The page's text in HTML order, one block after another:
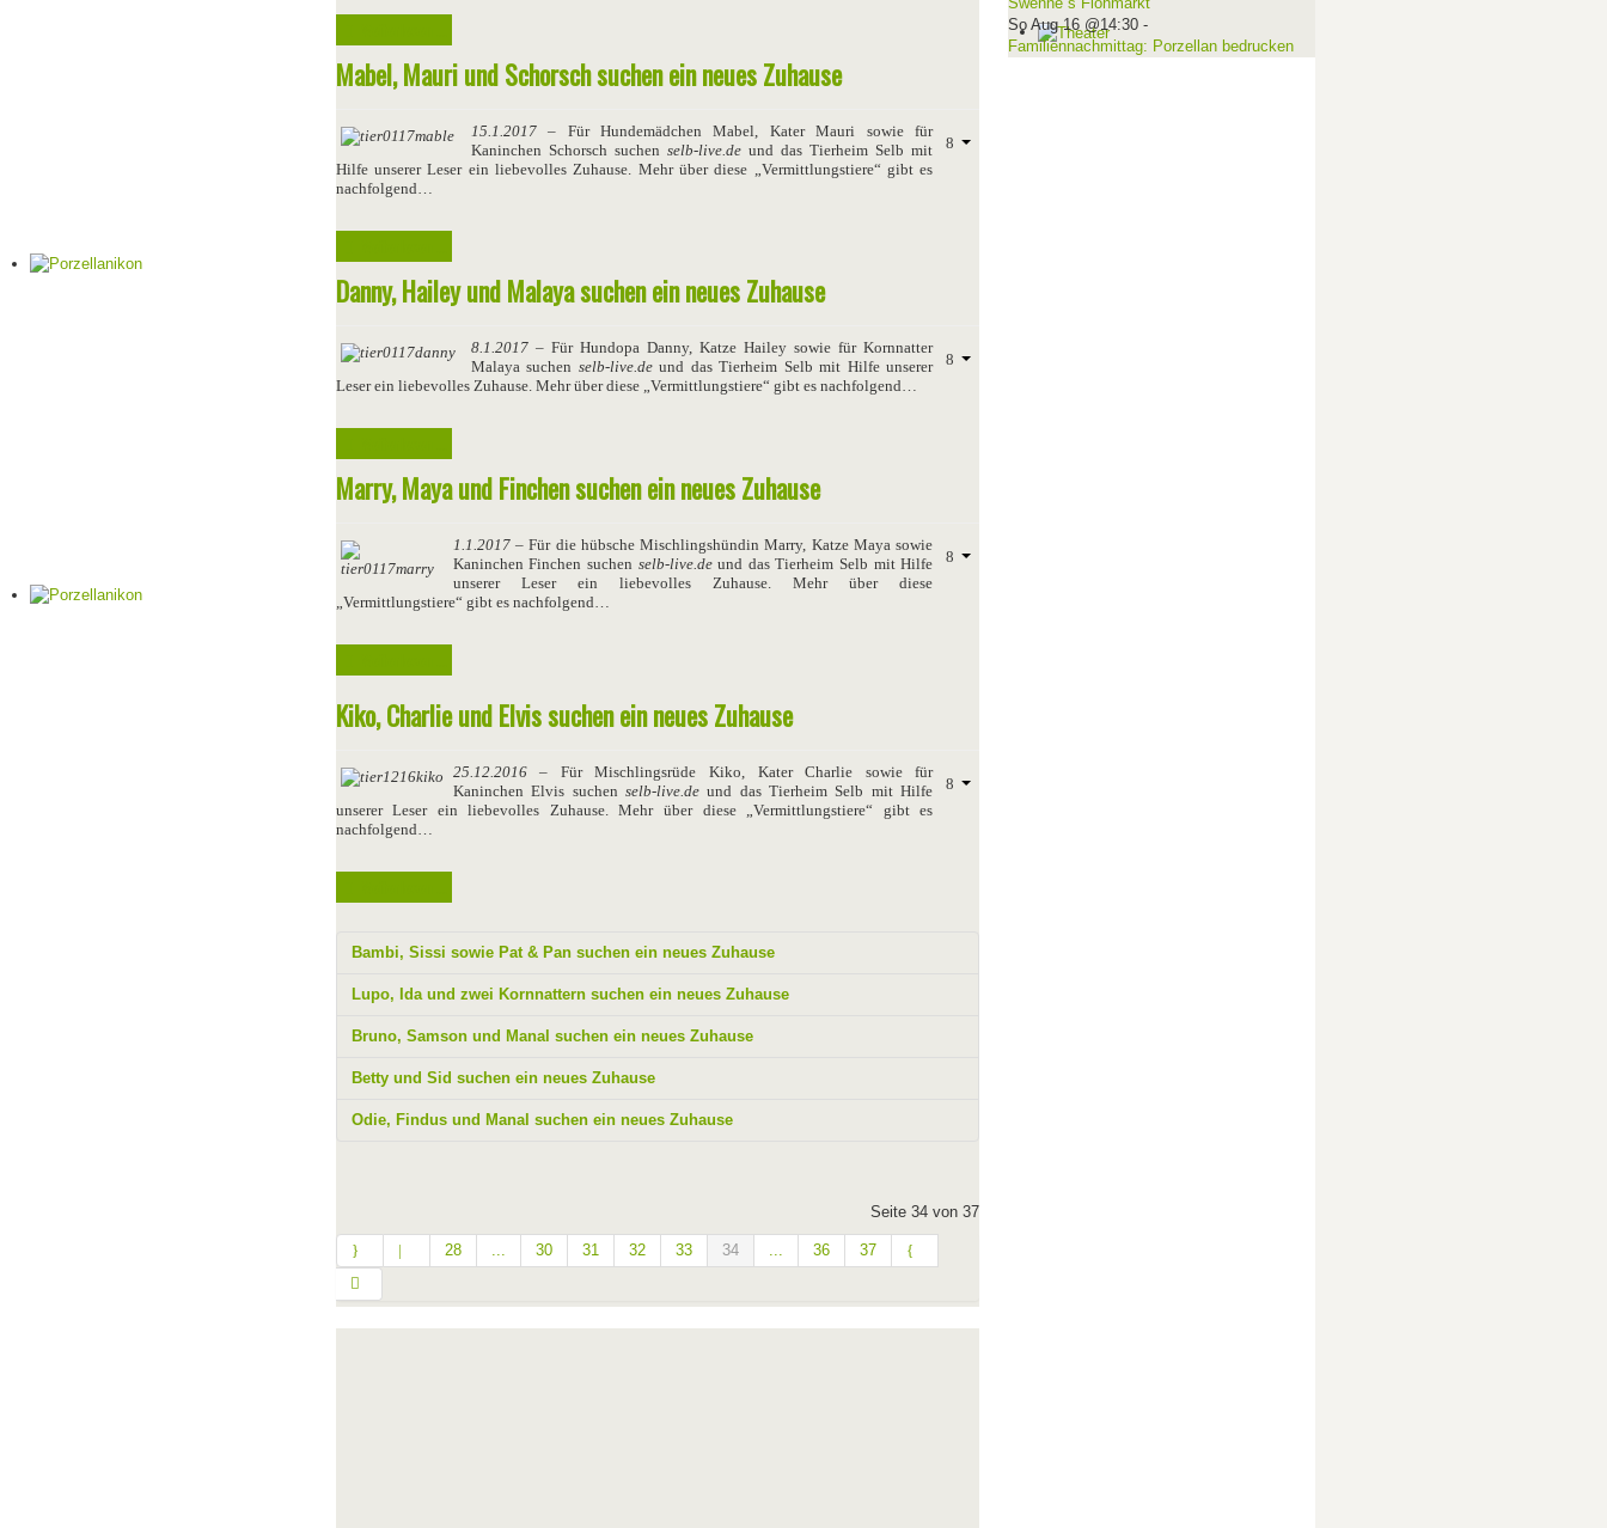
Mabel, Mauri und Schorsch suchen ein neues Zuhause
15.1.2017– Für Hundemädchen Mabel, Kater Mauri sowie für
Kaninchen Schorsch suchen selb-live.deund das Tierheim Selb mit
Hilfe unserer Leser ein liebevolles Zuhause. Mehr über diese „Vermittlungstiere“ gibt es
nachfolgend…
Danny, Hailey und Malaya suchen ein neues Zuhause
8.1.2017– Für Hundopa Danny, Katze Hailey sowie für Kornnatter
Malaya suchen selb-live.deund das Tierheim Selb mit Hilfe unserer
Leser ein liebevolles Zuhause. Mehr über diese „Vermittlungstiere“ gibt es nachfolgend…
Marry, Maya und Finchen suchen ein neues Zuhause
1.1.2017– Für die hübsche Mischlingshündin Marry, Katze Maya sowie
Kaninchen Finchen suchen selb-live.deund das Tierheim Selb mit Hilfe
unserer Leser ein liebevolles Zuhause. Mehr über diese
„Vermittlungstiere“ gibt es nachfolgend…
Kiko, Charlie und Elvis suchen ein neues Zuhause
25.12.2016– Für Mischlingsrüde Kiko, Kater Charlie sowie für
Kaninchen Elvis suchen selb-live.deund das Tierheim Selb mit Hilfe
unserer Leser ein liebevolles Zuhause. Mehr über diese „Vermittlungstiere“ gibt es
nachfolgend…
Bambi, Sissi sowie Pat & Pan suchen ein neues Zuhause
Lupo, Ida und zwei Kornnattern suchen ein neues Zuhause
Bruno, Samson und Manal suchen ein neues Zuhause
Betty und Sid suchen ein neues Zuhause
Odie, Findus und Manal suchen ein neues Zuhause
Seite 34 von 37
28 ... 30 31 32 33 34 ... 36 37
So Aug 16 @14:30-
Familiennachmittag: Porzellan bedrucken